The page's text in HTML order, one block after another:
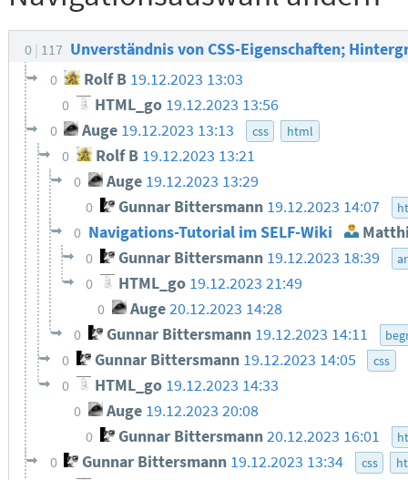
0 117 Unverständnis von CSS-Eigenschaften;
0 Rolf B 19.12.2023 13:03
0 HTML_go 19.12.2023 13:56
0 Auge 19.12.2023 13:13 css html
0 Rolf B 19.12.2023 13:21
0 Auge 19.12.2023 13:29
0 Gunnar Bittersmann 19.12.2023 14:07
0 Navigations-Tutorial im SELF-Wiki
0 Gunnar Bittersmann 19.12.2023 18:39
0 HTML_go 19.12.2023 21:49
0 Auge20.12.2023 14:28
0 Gunnar Bittersmann 19.12.2023 14:11
0 Gunnar Bittersmann 19.12.2023 14:05 css
0 HTML_go 19.12.2023 14:33
0 Auge 19.12.2023 20:08
0 Gunnar Bittersmann20.12.2023 16:01
0 Gunnar Bittersmann 19.12.2023 13:34 css